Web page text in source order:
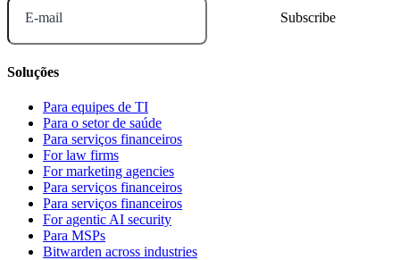
E-mail
Soluções
Para equipes de TI
Para o setor de saúde
Para serviços financeiros
For law firms
For marketing agencies
Para serviços financeiros
Para serviços financeiros
For agentic AI security
Para MSPs
Bitwarden across industries